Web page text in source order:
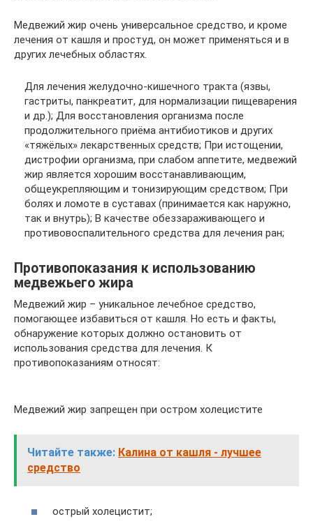
Медвежий жир очень универсальное средство, и кроме
лечения от кашля и простуд, он может применяться и в
других лечебных областях.
Для лечения желудочно-кишечного тракта (язвы,
гастриты, панкреатит, для нормализации пищеварения
и др.); Для восстановления организма после
продолжительного приёма антибиотиков и других
«тяжёлых» лекарственных средств; При истощении,
дистрофии организма, при слабом аппетите, медвежий
жир является хорошим восстанавливающим,
общеукрепляющим и тонизирующим средством; При
болях и ломоте в суставах (принимается как наружно,
так и внутрь); В качестве обеззараживающего и
противовоспалительного средства для лечения ран;
Противопоказания к использованию
медвежьего жира
Медвежий жир – уникальное лечебное средство,
помогающее избавиться от кашля. Но есть и факты,
обнаружение которых должно остановить от
использования средства для лечения. К
противопоказаниям относят:
Медвежий жир запрещен при остром холецистите
Читайте также: Калина от кашля - лучшее
средство
острый холецистит;